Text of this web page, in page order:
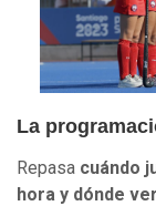
La
Repasa cuándo
hora y dónde ver